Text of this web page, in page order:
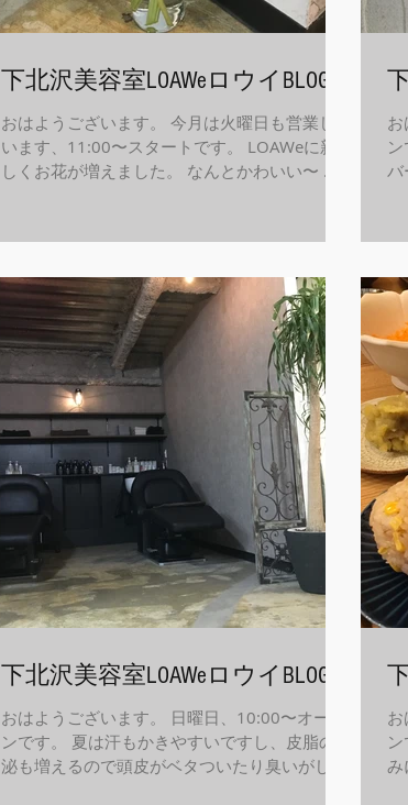
下北沢美容室LOAWeロウイBLOG
おはようございます。 今月は火曜日も営業して
います、11:00〜スタートです。 LOAWeに新
しくお花が増えました。 なんとかわいい〜 明
ジティブですね〜 崇拝、憧れ、情熱…など。...
お
バ
つ
下北沢美容室LOAWeロウイBLOG
おはようございます。 日曜日、10:00〜オープ
ンです。 夏は汗もかきやすいですし、皮脂の分
泌も増えるので頭皮がベタついたり臭いがした
お
み